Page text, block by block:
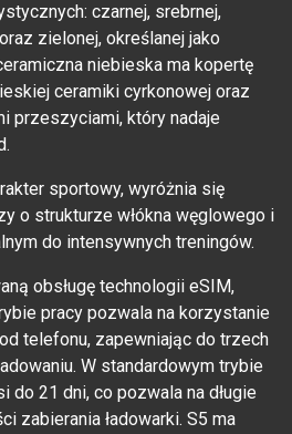
czarnej, srebrnej,
zielonej, określanej jako
niebieska ma kopertę
ceramiki cyrkonowej oraz
przeszyciami, który nadaje
sportowy, wyróżnia się
o strukturze włókna węglowego i
do intensywnych treningów.
obsługę technologii eSIM,
pracy pozwala na korzystanie
telefonu, zapewniając do trzech
W standardowym trybie
do 21 dni, co pozwala na długie
zabierania ładowarki. S5 ma